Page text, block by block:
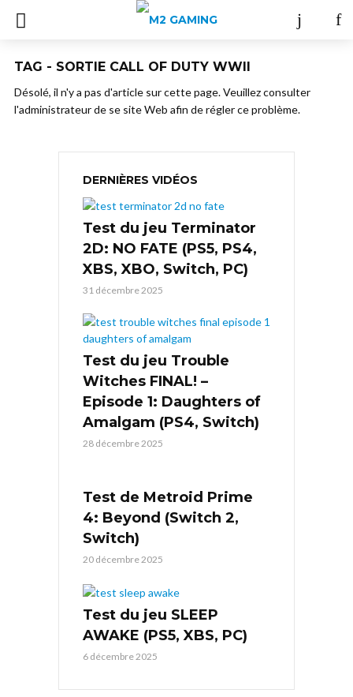
TAG - SORTIE CALL OF DUTY WWII
Désolé, il n'y a pas d'article sur cette page. Veuillez consulter
l'administrateur de se site Web afin de régler ce problème.
DERNIÈRES VIDÉOS
Test du jeu Terminator
2D: NO FATE (PS5, PS4,
XBS, XBO, Switch, PC)
31 décembre 2025
Test du jeu Trouble
Witches FINAL! –
Episode 1: Daughters of
Amalgam (PS4, Switch)
28 décembre 2025
Test de Metroid Prime
4: Beyond (Switch 2,
Switch)
20 décembre 2025
Test du jeu SLEEP
AWAKE (PS5, XBS, PC)
6 décembre 2025